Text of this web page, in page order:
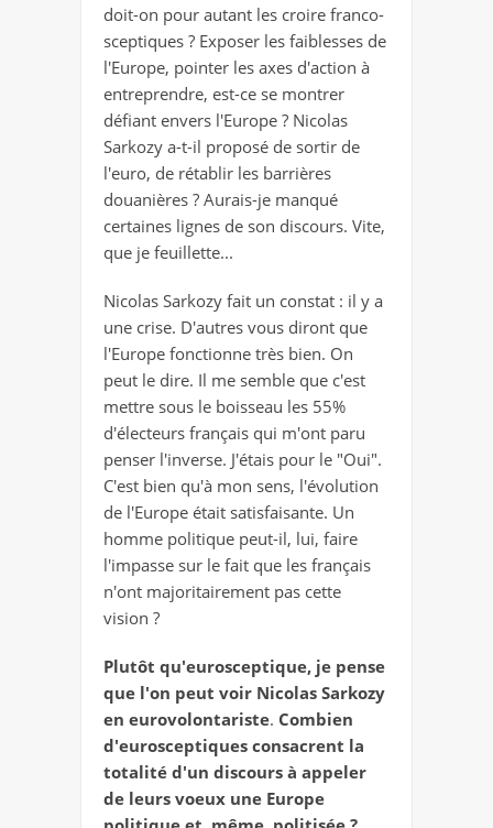
doit-on pour autant les croire franco-
sceptiques ? Exposer les faiblesses de
l'Europe, pointer les axes d'action à
entreprendre, est-ce se montrer
défiant envers l'Europe ? Nicolas
Sarkozy a-t-il proposé de sortir de
l'euro, de rétablir les barrières
douanières ? Aurais-je manqué
certaines lignes de son discours. Vite,
que je feuillette...
Nicolas Sarkozy fait un constat : il y a
une crise. D'autres vous diront que
l'Europe fonctionne très bien. On
peut le dire. Il me semble que c'est
mettre sous le boisseau les 55%
d'électeurs français qui m'ont paru
penser l'inverse. J'étais pour le "Oui".
C'est bien qu'à mon sens, l'évolution
de l'Europe était satisfaisante. Un
homme politique peut-il, lui, faire
l'impasse sur le fait que les français
n'ont majoritairement pas cette
vision ?
Plutôt qu'eurosceptique, je pense
que l'on peut voir Nicolas Sarkozy
en eurovolontariste. Combien
d'eurosceptiques consacrent la
totalité d'un discours à appeler
de leurs voeux une Europe